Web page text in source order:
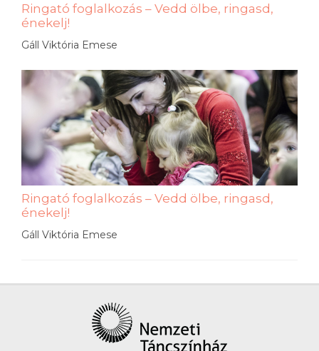
Ringató foglalkozás – Vedd ölbe, ringasd,
énekelj!
Gáll Viktória Emese
Ringató foglalkozás – Vedd ölbe, ringasd,
énekelj!
Gáll Viktória Emese